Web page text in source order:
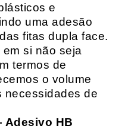
e
uma adesão
fitas dupla face.
si não seja
termos de
o volume
necessidades de
Adesivo HB